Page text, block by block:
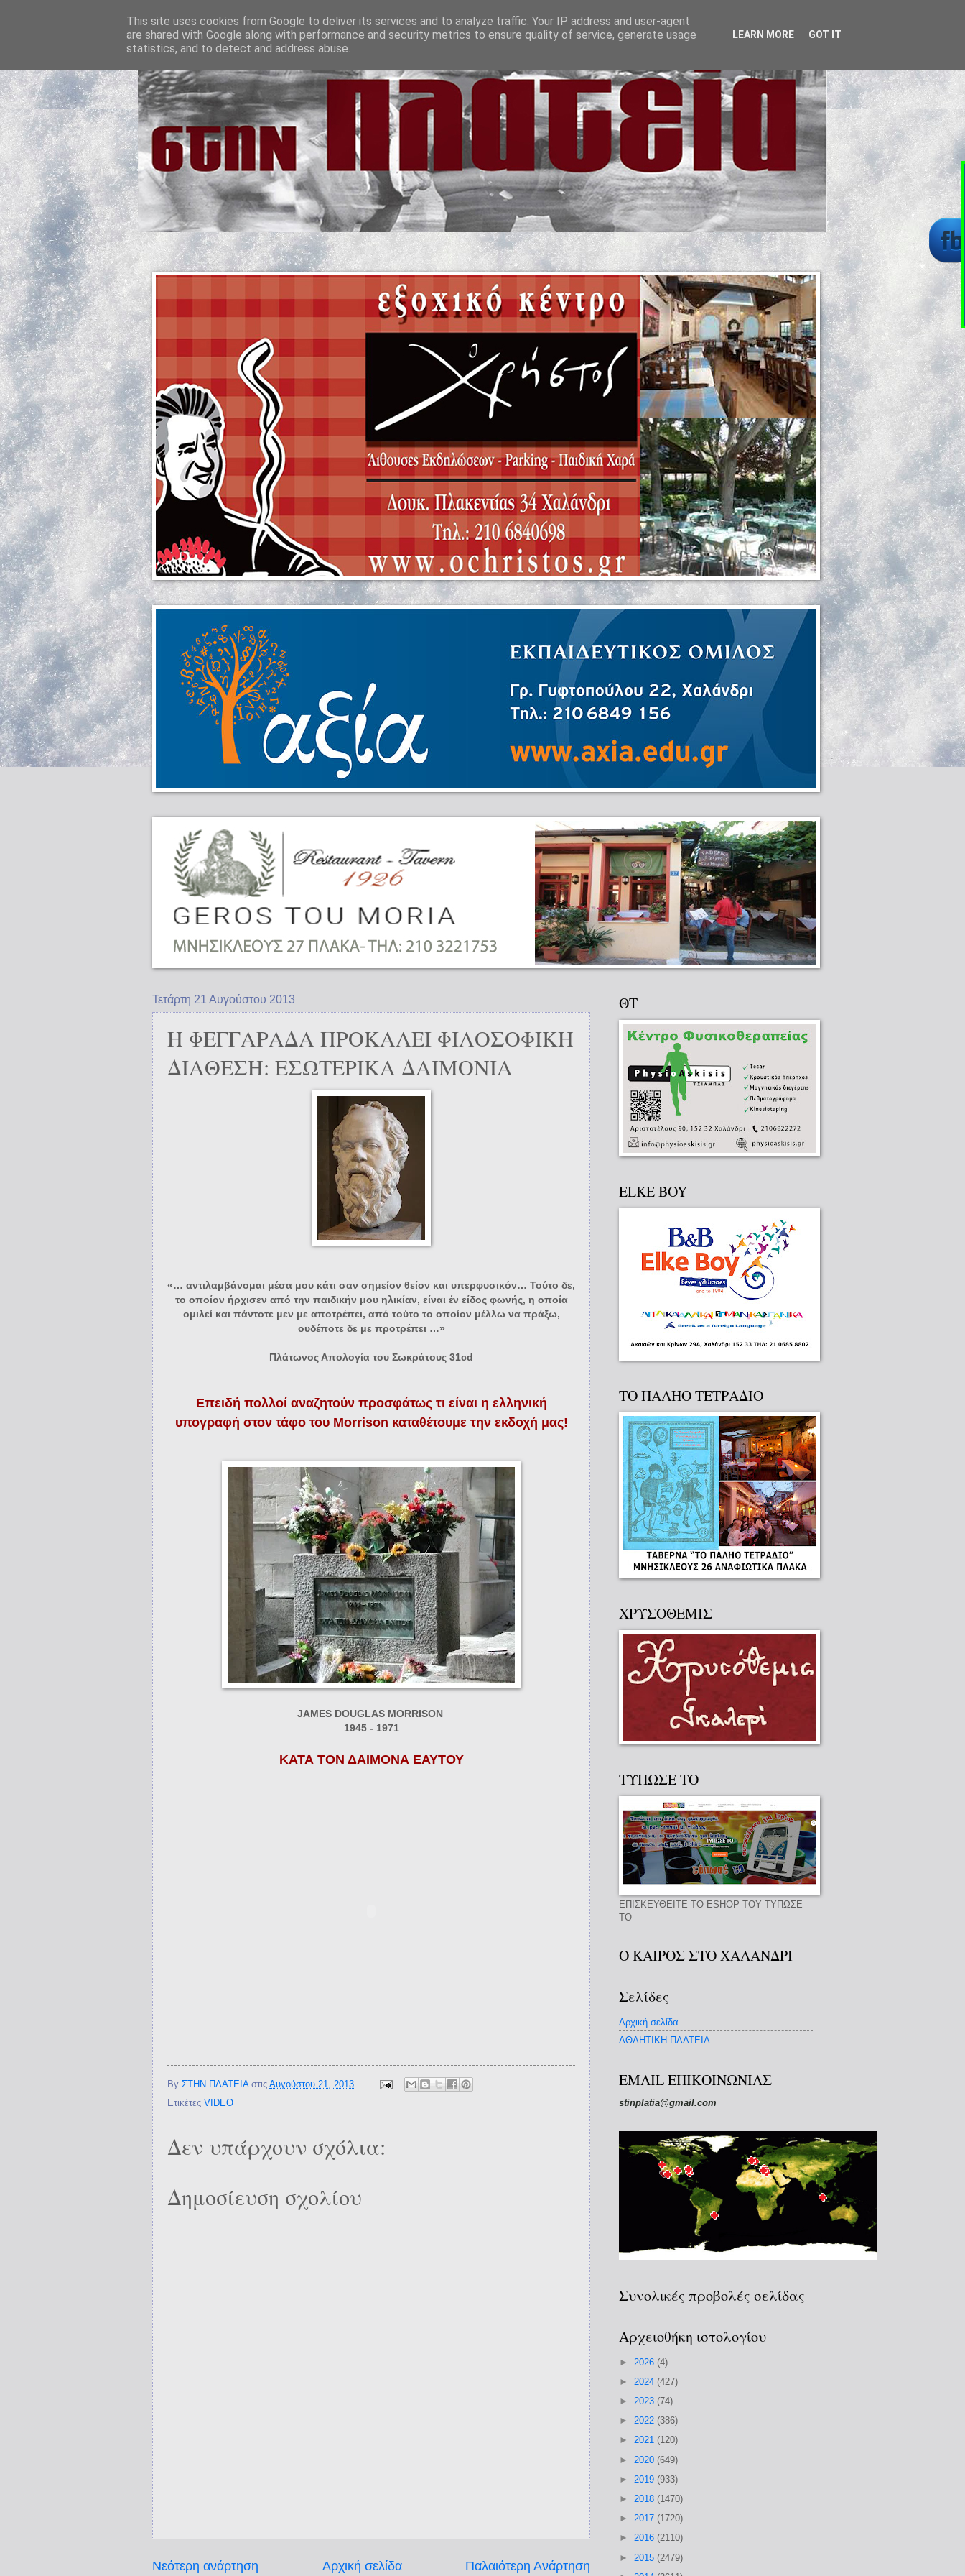
Τετάρτη 21 Αυγούστου 2013
Η ΦΕΓΓΑΡΑΔΑ ΠΡΟΚΑΛΕΙ ΦΙΛΟΣΟΦΙΚΗ
ΔΙΑΘΕΣΗ: ΕΣΩΤΕΡΙΚΑ ΔΑΙΜΟΝΙΑ
«… αντιλαμβάνομαι μέσα μου κάτι σαν σημείον θείον και υπερφυσικόν… Τούτο δε,
το οποίον ήρχισεν από την παιδικήν μου ηλικίαν, είναι έν είδος φωνής, η οποία
ομιλεί και πάντοτε μεν με αποτρέπει, από τούτο το οποίον μέλλω να πράξω,
ουδέποτε δε με προτρέπει …»
Πλάτωνος Απολογία του Σωκράτους 31cd
Επειδή πολλοί αναζητούν προσφάτως τι είναι η ελληνική
υπογραφή στον τάφο του Morrison καταθέτουμε την εκδοχή μας!
JAMES DOUGLAS MORRISON
1945 - 1971
ΚΑΤΑ ΤΟΝ ΔΑΙΜΟΝΑ ΕΑΥΤΟΥ
By ΣΤΗΝ ΠΛΑΤΕΙΑ στις Αυγούστου 21, 2013
Ετικέτες VIDEO
Δεν υπάρχουν σχόλια:
Δημοσίευση σχολίου
Νεότερη ανάρτηση Παλαιότερη Ανάρτηση
Αρχική σελίδα
ΘΤ
ELKE BOY
ΤΟ ΠΑΛΗΟ ΤΕΤΡΑΔΙΟ
ΧΡΥΣΟΘΕΜΙΣ
ΤΥΠΩΣΕ ΤΟ
ΕΠΙΣΚΕΥΘΕΙΤΕ ΤΟ ESHOP ΤΟΥ ΤΥΠΩΣΕ
ΤΟ
Ο ΚΑΙΡΟΣ ΣΤΟ ΧΑΛΑΝΔΡΙ
Σελίδες
Αρχική σελίδα
ΑΘΛΗΤΙΚΗ ΠΛΑΤΕΙΑ
EMAIL ΕΠΙΚΟΙΝΩΝΙΑΣ
stinplatia@gmail.com
Συνολικές προβολές σελίδας
Αρχειοθήκη ιστολογίου
► 2026 (4)
► 2024 (427)
► 2023 (74)
► 2022 (386)
► 2021 (120)
► 2020 (649)
► 2019 (933)
► 2018 (1470)
► 2017 (1720)
► 2016 (2110)
► 2015 (2479)
This site uses cookies from Google to deliver its services and to analyze traffic. Your IP address and user-agent
are shared with Google along with performance and security metrics to ensure quality of service, generate usage
statistics, and to detect and address abuse.
LEARN MORE GOT IT